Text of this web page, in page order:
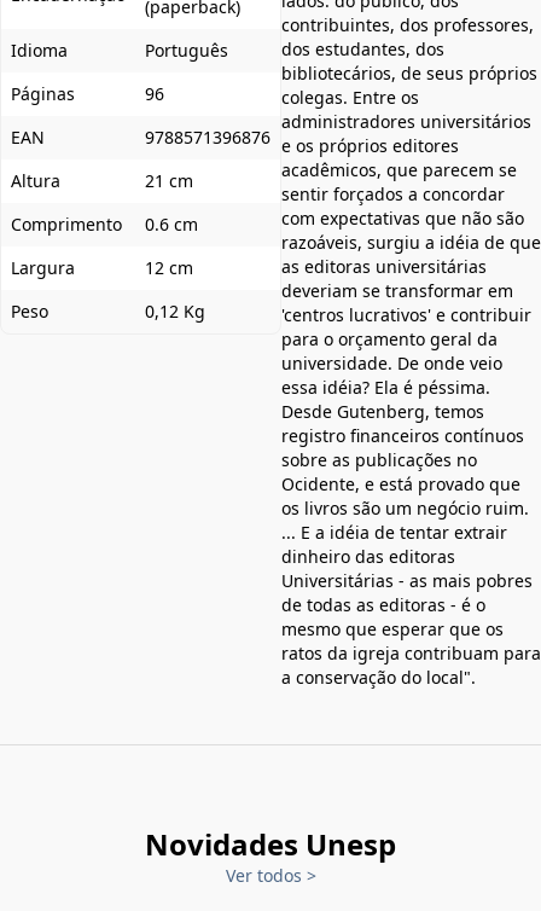
(paperback)
Idioma
Português
Páginas
96
EAN
9788571396876
Altura
21 cm
Comprimento
0.6 cm
Largura
12 cm
Peso
0,12 Kg
contribuintes, dos professores,
dos estudantes, dos
bibliotecários, de seus próprios
colegas. Entre os
administradores universitários
e os próprios editores
acadêmicos, que parecem se
sentir forçados a concordar
com expectativas que não são
razoáveis, surgiu a idéia de que
as editoras universitárias
deveriam se transformar em
'centros lucrativos' e contribuir
para o orçamento geral da
universidade. De onde veio
essa idéia? Ela é péssima.
Desde Gutenberg, temos
registro financeiros contínuos
sobre as publicações no
Ocidente, e está provado que
os livros são um negócio ruim.
... E a idéia de tentar extrair
dinheiro das editoras
Universitárias - as mais pobres
de todas as editoras - é o
mesmo que esperar que os
ratos da igreja contribuam para
a conservação do local".
Novidades Unesp
Ver todos >